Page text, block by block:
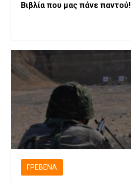
Βιβλία που μας πάνε παντού!
ΓΡΕΒΕΝΆ